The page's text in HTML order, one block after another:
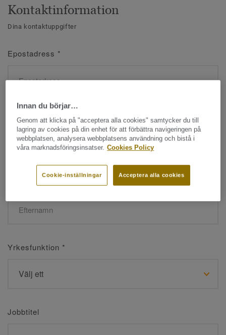
Kontaktinformation
Dina kontaktuppgifter
Epostadress *
Namn*
Efternamn*
Yrkesfunktion *
Jobbtitel
Innan du börjar…
Genom att klicka på "acceptera alla cookies" samtycker du till
lagring av cookies på din enhet för att förbättra navigeringen på
webbplatsen, analysera webbplatsens användning och bistå i
våra marknadsföringsinsatser. Cookies Policy
Acceptera alla cookies
Cookie-inställningar